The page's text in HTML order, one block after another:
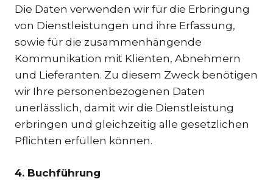
Die Daten verwenden wir für die Erbringung
von Dienstleistungen und ihre Erfassung,
sowie für die zusammenhängende
Kommunikation mit Klienten, Abnehmern
und Lieferanten. Zu diesem Zweck benötigen
wir Ihre personenbezogenen Daten
unerlässlich, damit wir die Dienstleistung
erbringen und gleichzeitig alle gesetzlichen
Pflichten erfüllen können.
4. Buchführung